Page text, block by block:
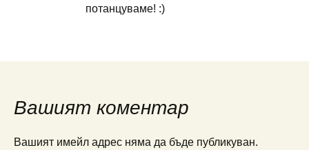
потанцуваме! :)
Вашият коментар
Вашият имейл адрес няма да бъде публикуван.